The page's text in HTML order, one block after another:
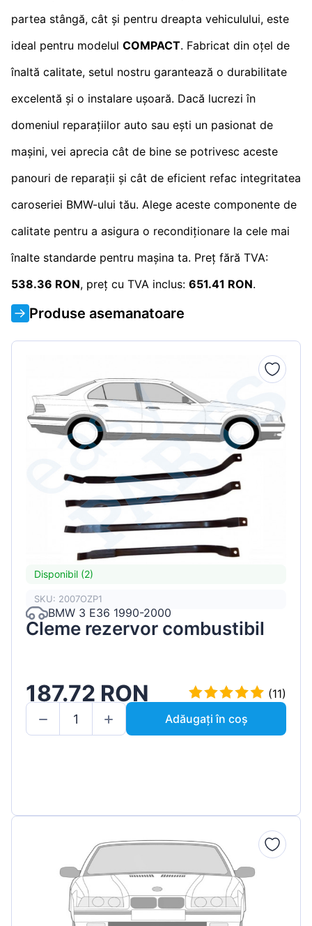
partea stângă, cât și pentru dreapta vehiculului, este
ideal pentru modelul COMPACT. Fabricat din oțel de
înaltă calitate, setul nostru garantează o durabilitate
excelentă și o instalare ușoară. Dacă lucrezi în
domeniul reparațiilor auto sau ești un pasionat de
mașini, vei aprecia cât de bine se potrivesc aceste
panouri de reparații și cât de eficient refac integritatea
caroseriei BMW-ului tău. Alege aceste componente de
calitate pentru a asigura o recondiționare la cele mai
înalte standarde pentru mașina ta. Preț fără TVA:
538.36 RON, preț cu TVA inclus: 651.41 RON.
Produse asemanatoare
Disponibil (2)
SKU: 2007OZP1
BMW 3 E36 1990-2000
Cleme rezervor combustibil
187.72 RON
(11)
Adăugați în coș